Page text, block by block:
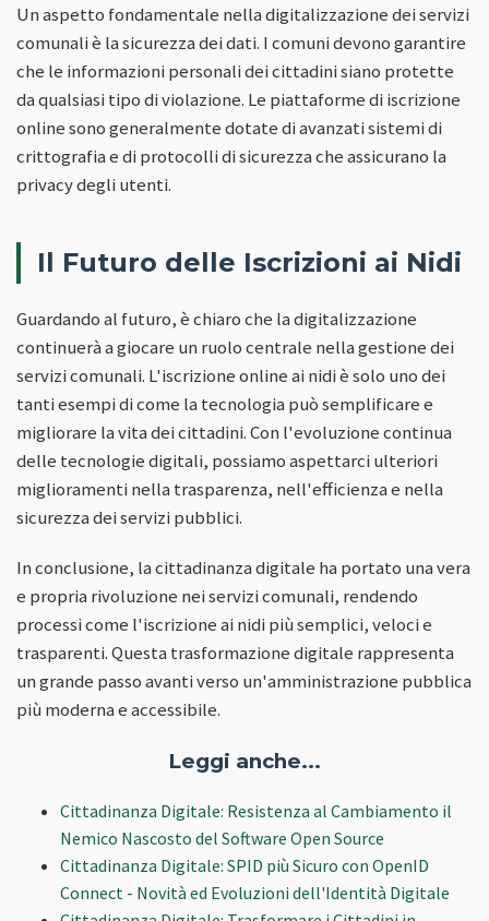
Un aspetto fondamentale nella digitalizzazione dei servizi
comunali è la sicurezza dei dati. I comuni devono garantire
che le informazioni personali dei cittadini siano protette
da qualsiasi tipo di violazione. Le piattaforme di iscrizione
online sono generalmente dotate di avanzati sistemi di
crittografia e di protocolli di sicurezza che assicurano la
privacy degli utenti.
Il Futuro delle Iscrizioni ai Nidi
Guardando al futuro, è chiaro che la digitalizzazione
continuerà a giocare un ruolo centrale nella gestione dei
servizi comunali. L'iscrizione online ai nidi è solo uno dei
tanti esempi di come la tecnologia può semplificare e
migliorare la vita dei cittadini. Con l'evoluzione continua
delle tecnologie digitali, possiamo aspettarci ulteriori
miglioramenti nella trasparenza, nell'efficienza e nella
sicurezza dei servizi pubblici.
In conclusione, la cittadinanza digitale ha portato una vera
e propria rivoluzione nei servizi comunali, rendendo
processi come l'iscrizione ai nidi più semplici, veloci e
trasparenti. Questa trasformazione digitale rappresenta
un grande passo avanti verso un'amministrazione pubblica
più moderna e accessibile.
Leggi anche...
Cittadinanza Digitale: Resistenza al Cambiamento il
Nemico Nascosto del Software Open Source
Cittadinanza Digitale: SPID più Sicuro con OpenID
Connect - Novità ed Evoluzioni dell'Identità Digitale